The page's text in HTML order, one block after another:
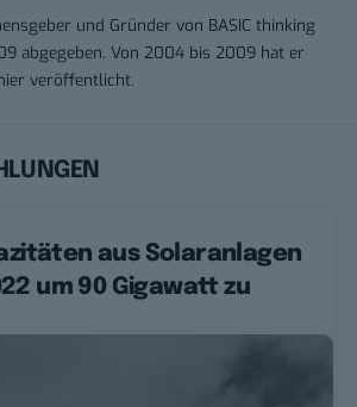
und Gründer von BASIC thinking
abgegeben. Von 2004 bis 2009 hat er
veröffentlicht.
aus Solaranlagen
um 90 Gigawatt zu